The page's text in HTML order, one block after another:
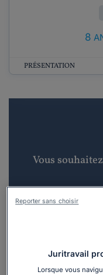
8
PRÉSENTATION
Vous
Juritravail
Lorsque vous
Reporter sans choisir